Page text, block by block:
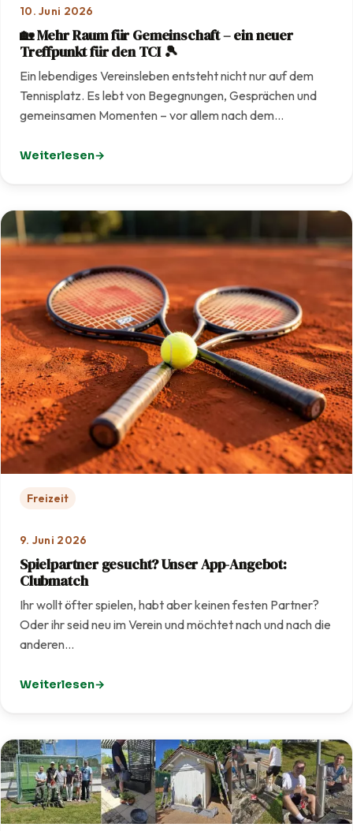
10. Juni 2026
🏡 Mehr Raum für Gemeinschaft – ein neuer
Treffpunkt für den TCI 🎾
Ein lebendiges Vereinsleben entsteht nicht nur auf dem
Tennisplatz. Es lebt von Begegnungen, Gesprächen und
gemeinsamen Momenten – vor allem nach dem…
Weiterlesen
: 🏡 Mehr Raum für Gemeinschaft – ein neuer Treffpunkt
Freizeit
9. Juni 2026
Spielpartner gesucht? Unser App-Angebot:
Clubmatch
Ihr wollt öfter spielen, habt aber keinen festen Partner?
Oder ihr seid neu im Verein und möchtet nach und nach die
anderen…
Weiterlesen
: Spielpartner gesucht? Unser App-Angebot: Clubmatch